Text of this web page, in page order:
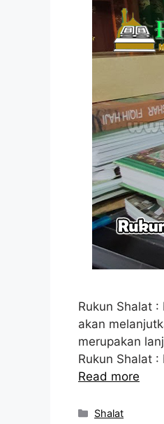
Rukun Shalat
akan
merupakan
Rukun Shalat
Read more
Kategori
Shalat